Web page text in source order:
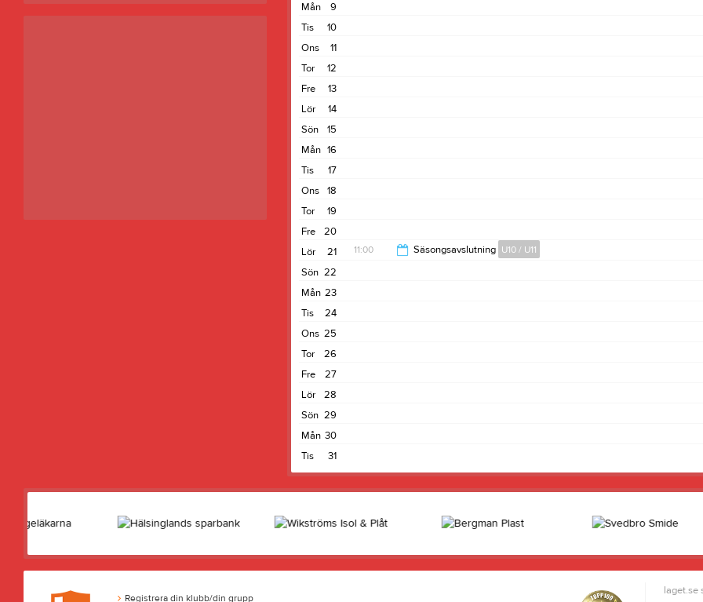
9
Mån
10
Tis
11
Ons
12
Tor
13
Fre
14
Lör
15
Sön
16
Mån
17
Tis
18
Ons
19
Tor
20
Fre
21
Lör 11:00 Säsongsavslutning U10 / U11
22
Sön
23
Mån
24
Tis
25
Ons
26
Tor
27
Fre
28
Lör
29
Sön
30
Mån
31
Tis
Registrera din klubb/din grupp
laget.se